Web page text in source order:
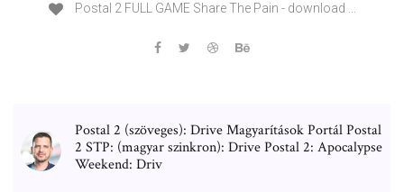
Postal 2 FULL GAME Share The Pain - download ...
Postal 2 (szöveges): Drive Magyarítások Portál Postal
2 STP: (magyar szinkron): Drive Postal 2: Apocalypse
Weekend: Driv